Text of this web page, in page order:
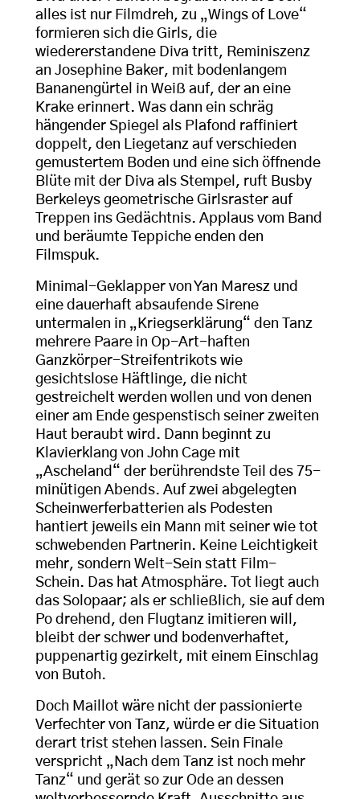
alles ist nur Filmdreh, zu „Wings of Love“
formieren sich die Girls, die
wiedererstandene Diva tritt, Reminiszenz
an Josephine Baker, mit bodenlangem
Bananengürtel in Weiß auf, der an eine
Krake erinnert. Was dann ein schräg
hängender Spiegel als Plafond raffiniert
doppelt, den Liegetanz auf verschieden
gemustertem Boden und eine sich öffnende
Blüte mit der Diva als Stempel, ruft Busby
Berkeleys geometrische Girlsraster auf
Treppen ins Gedächtnis. Applaus vom Band
und beräumte Teppiche enden den
Filmspuk.
Minimal-Geklapper von Yan Maresz und
eine dauerhaft absaufende Sirene
untermalen in „Kriegserklärung“ den Tanz
mehrere Paare in Op-Art-haften
Ganzkörper-Streifentrikots wie
gesichtslose Häftlinge, die nicht
gestreichelt werden wollen und von denen
einer am Ende gespenstisch seiner zweiten
Haut beraubt wird. Dann beginnt zu
Klavierklang von John Cage mit
„Ascheland“ der berührendste Teil des 75-
minütigen Abends. Auf zwei abgelegten
Scheinwerferbatterien als Podesten
hantiert jeweils ein Mann mit seiner wie tot
schwebenden Partnerin. Keine Leichtigkeit
mehr, sondern Welt-Sein statt Film-
Schein. Das hat Atmosphäre. Tot liegt auch
das Solopaar; als er schließlich, sie auf dem
Po drehend, den Flugtanz imitieren will,
bleibt der schwer und bodenverhaftet,
puppenartig gezirkelt, mit einem Einschlag
von Butoh.
Doch Maillot wäre nicht der passionierte
Verfechter von Tanz, würde er die Situation
derart trist stehen lassen. Sein Finale
verspricht „Nach dem Tanz ist noch mehr
Tanz“ und gerät so zur Ode an dessen